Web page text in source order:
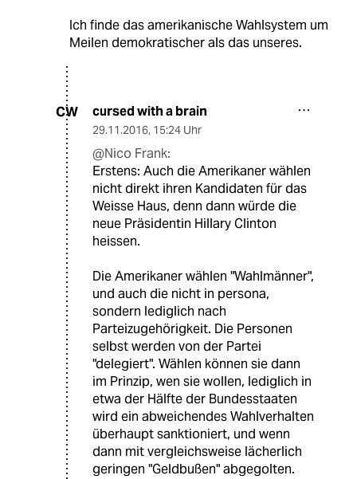
Ich finde das amerikanische Wahlsystem um
Meilen demokratischer als das unseres.
CW cursed with a brain
29.11.2016, 15:24 Uhr
@Nico Frank:
Erstens: Auch die Amerikaner wählen
nicht direkt ihren Kandidaten für das
Weisse Haus, denn dann würde die
neue Präsidentin Hillary Clinton
heissen.
Die Amerikaner wählen "Wahlmänner",
und auch die nicht in persona,
sondern lediglich nach
Parteizugehörigkeit. Die Personen
selbst werden von der Partei
"delegiert". Wählen können sie dann
im Prinzip, wen sie wollen, lediglich in
etwa der Hälfte der Bundesstaaten
wird ein abweichendes Wahlverhalten
überhaupt sanktioniert, und wenn
dann mit vergleichsweise lächerlich
geringen "Geldbußen" abgegolten.